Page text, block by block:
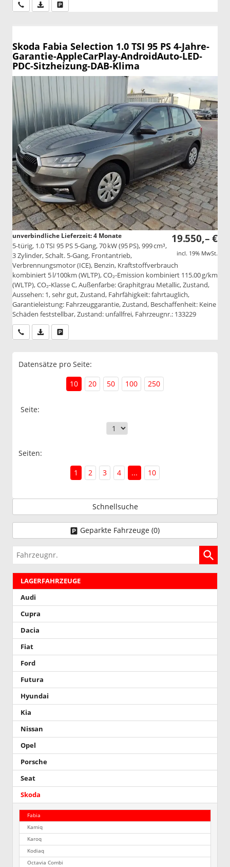
Wir rufen Sie anPDF-Datei, Fahrzeugexposé drucken
Skoda Fabia Selection 1.0 TSI 95 PS 4-Jahre-
Garantie-AppleCarPlay-AndroidAuto-LED-
PDC-Sitzheizung-DAB-Klima
19.550,– €
incl. 19% MwSt.
unverbindliche Lieferzeit:4 Monate
5-türig, 1.0 TSI 95 PS 5-Gang, 70 kW (95 PS), 999 cm³,
3 Zylinder, Schalt. 5-Gang, Frontantrieb,
Verbrennungsmotor (ICE), Benzin, Kraftstoffverbrauch
kombiniert 5 l/100km (WLTP), CO₂-Emission kombiniert 115.00 g/km
(WLTP), CO₂-Klasse C, Außenfarbe: Graphitgrau Metallic, Zustand,
Aussehen: 1, sehr gut, Zustand, Fahrfähigkeit: fahrtauglich,
Garantieleistung: Fahrzeuggarantie, Zustand, Beschaffenheit: Keine
Schäden feststellbar, Zustand: unfallfrei, Fahrzeugnr.: 133229
Wir rufen Sie anPDF-Datei, Fahrzeugexposé drucken
Datensätze pro Seite:
10
20 50 100 250
Seite:
Seiten:
1
2 3 4 ... 10
Schnellsuche
Geparkte Fahrzeuge (0)
Fahrzeugnr.
LAGERFAHRZEUGE
Audi
Cupra
Dacia
Fiat
Ford
Futura
Hyundai
Kia
Nissan
Opel
Porsche
Seat
Skoda
Fabia
Kamiq
Karoq
Kodiaq
Octavia Combi